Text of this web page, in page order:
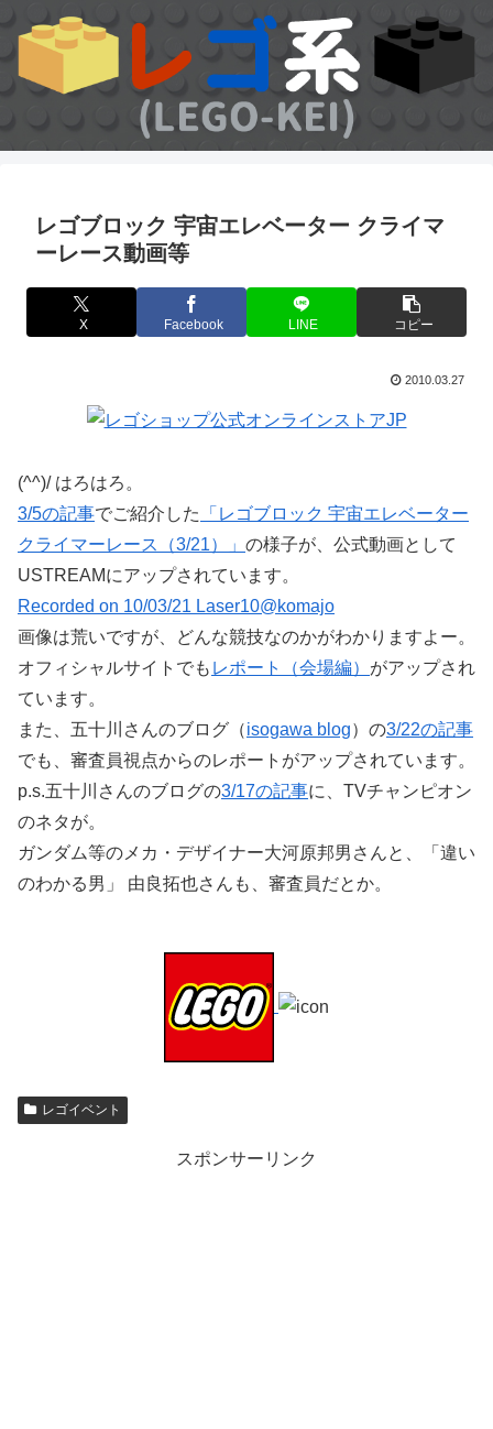
レゴブロック 宇宙エレベーター クライマ
ーレース動画等
X Facebook LINE コピー
2010.03.27
(^^)/ はろはろ。
3/5の記事でご紹介した
「レゴブロック 宇宙エレベーター
クライマーレース（3/21）」 の様子が、公式動画として
USTREAMにアップされています。
Recorded on 10/03/21 Laser10@komajo
画像は荒いですが、どんな競技なのかがわかりますよー。
オフィシャルサイトでも レポート（会場編） がアップされ
ています。
また、五十川さんのブログ（isogawa blog）の3/22の記事
でも、審査員視点からのレポートがアップされています。
p.s.五十川さんのブログの3/17の記事に、TVチャンピオン
のネタが。
ガンダム等のメカ・デザイナー大河原邦男さんと、「違い
のわかる男」 由良拓也さんも、審査員だとか。
レゴイベント
スポンサーリンク